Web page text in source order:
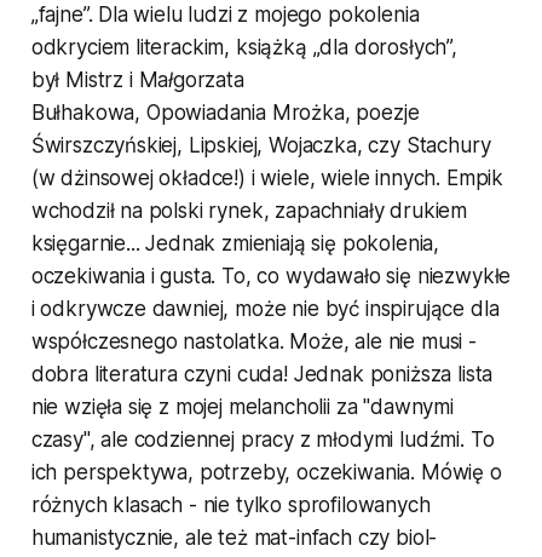
„fajne”. Dla wielu ludzi z mojego pokolenia
odkryciem literackim, książką „dla dorosłych”,
był Mistrz i Małgorzata
Bułhakowa, OpowiadaniaMrożka, poezje
Świrszczyńskiej, Lipskiej, Wojaczka, czy Stachury
(w dżinsowej okładce!) i wiele, wiele innych. Empik
wchodził na polski rynek, zapachniały drukiem
księgarnie... Jednak zmieniają się pokolenia,
oczekiwania i gusta. To, co wydawało się niezwykłe
i odkrywcze dawniej, może nie być inspirujące dla
współczesnego nastolatka. Może, ale nie musi -
dobra literatura czyni cuda! Jednak poniższa lista
nie wzięła się z mojej melancholii za "dawnymi
czasy", ale codziennej pracy z młodymi ludźmi. To
ich perspektywa, potrzeby, oczekiwania. Mówię o
różnych klasach - nie tylko sprofilowanych
humanistycznie, ale też mat-infach czy biol-